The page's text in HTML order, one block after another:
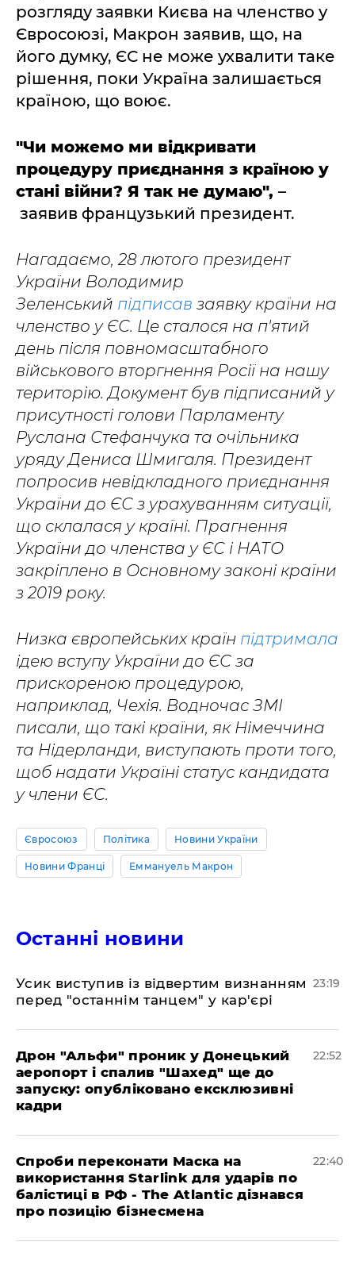
розгляду заявки Києва на членство у
Євросоюзі, Макрон заявив, що, на
його думку, ЄС не може ухвалити таке
рішення, поки Україна залишається
країною, що воює.
"Чи можемо ми відкривати
процедуру приєднання з країною у
стані війни? Я так не думаю", –
заявив французький президент.
Нагадаємо, 28 лютого президент
України Володимир
Зеленський підписав заявку країни на
членство у ЄС. Це сталося на п'ятий
день після повномасштабного
військового вторгнення Росії на нашу
територію. Документ був підписаний у
присутності голови Парламенту
Руслана Стефанчука та очільника
уряду Дениса Шмигаля. Президент
попросив невідкладного приєднання
України до ЄС з урахуванням ситуації,
що склалася у країні. Прагнення
України до членства у ЄС і НАТО
закріплено в Основному законі країни
з 2019 року.
Низка європейських країн підтримала
ідею вступу України до ЄС за
прискореною процедурою,
наприклад, Чехія. Водночас ЗМІ
писали, що такі країни, як Німеччина
та Нідерланди, виступають проти того,
щоб надати Україні статус кандидата
у члени ЄС.
Євросоюз Політика Новини України
Новини Франці Еммануель Макрон
Останні новини
​Усик виступив із відвертим визнанням
перед "останнім танцем" у кар'єрі
23:19
​Дрон "Альфи" проник у Донецький
аеропорт і спалив "Шахед" ще до
запуску: опубліковано ексклюзивні
кадри
22:52
​Спроби переконати Маска на
використання Starlink для ударів по
балістиці в РФ - The Atlantic дізнався
про позицію бізнесмена
22:40